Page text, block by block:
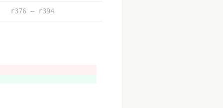
r376 – r394